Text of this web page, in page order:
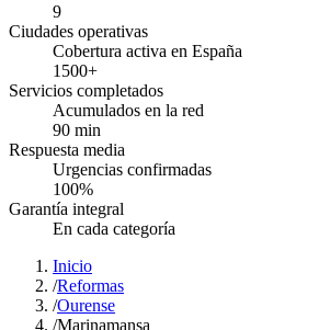
9
Ciudades operativas
Cobertura activa en España
1500+
Servicios completados
Acumulados en la red
90 min
Respuesta media
Urgencias confirmadas
100%
Garantía integral
En cada categoría
Inicio
/Reformas
/Ourense
/Marinamansa